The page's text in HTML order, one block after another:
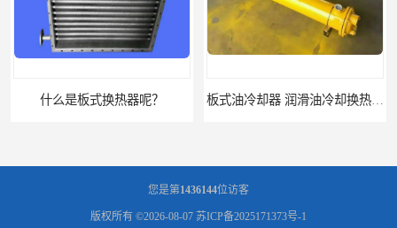
是板式换热器呢？ 板式油冷却器 润滑油冷却换热装置 设计定制
您是第1436144位访客
版权所有 ©2026-08-07 苏ICP备2025171373号-1